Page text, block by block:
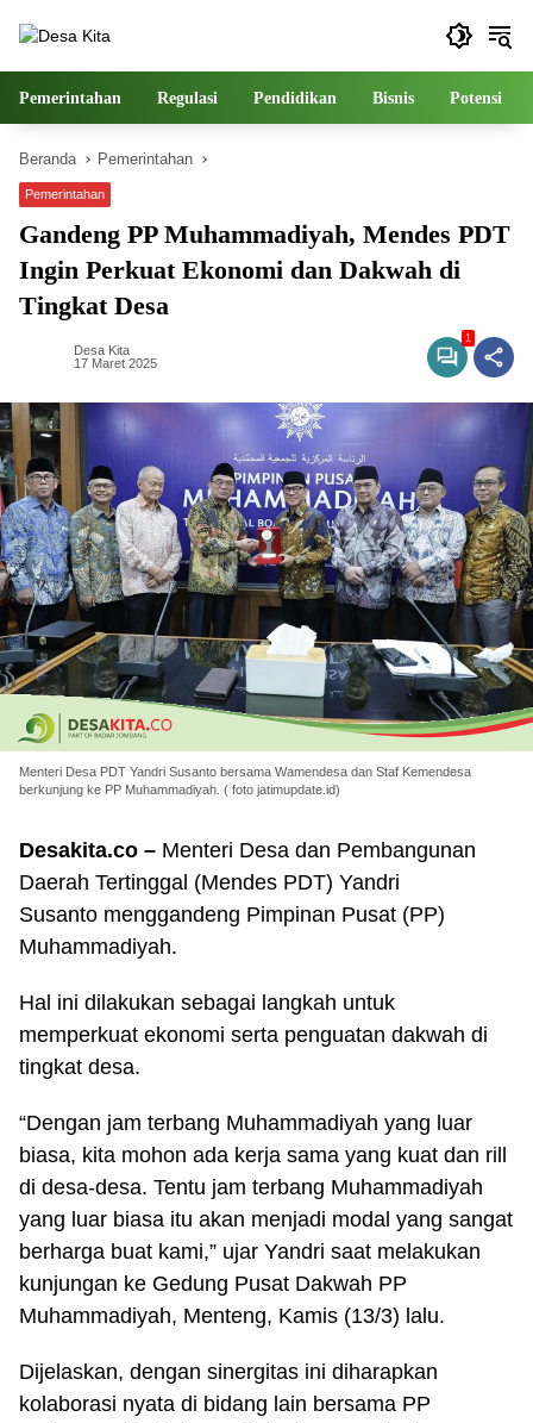
Pemerintahan Regulasi Pendidikan Bisnis Potensi
Beranda Pemerintahan
Pemerintahan
Gandeng PP Muhammadiyah, Mendes PDT
Ingin Perkuat Ekonomi dan Dakwah di
Tingkat Desa
Desa Kita
17 Maret 2025
1
Menteri Desa PDT Yandri Susanto bersama Wamendesa dan Staf Kemendesa
berkunjung ke PP Muhammadiyah. ( foto jatimupdate.id)
Desakita.co – Menteri Desa dan Pembangunan
Daerah Tertinggal (Mendes PDT) Yandri
Susanto menggandeng Pimpinan Pusat (PP)
Muhammadiyah.
Hal ini dilakukan sebagai langkah untuk
memperkuat ekonomi serta penguatan dakwah di
tingkat desa.
“Dengan jam terbang Muhammadiyah yang luar
biasa, kita mohon ada kerja sama yang kuat dan rill
di desa-desa. Tentu jam terbang Muhammadiyah
yang luar biasa itu akan menjadi modal yang sangat
berharga buat kami,” ujar Yandri saat melakukan
kunjungan ke Gedung Pusat Dakwah PP
Muhammadiyah, Menteng, Kamis (13/3) lalu.
Dijelaskan, dengan sinergitas ini diharapkan
kolaborasi nyata di bidang lain bersama PP